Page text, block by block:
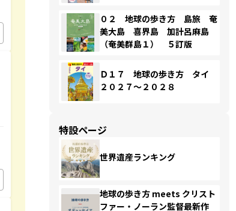
０２ 地球の歩き方 島旅 奄
美大島 喜界島 加計呂麻島
（奄美群島１） ５訂版
Ｄ１７ 地球の歩き方 タイ
２０２７～２０２８
特設ページ
世界遺産ランキング
地球の歩き方 meets クリスト
ファー・ノーラン監督最新作